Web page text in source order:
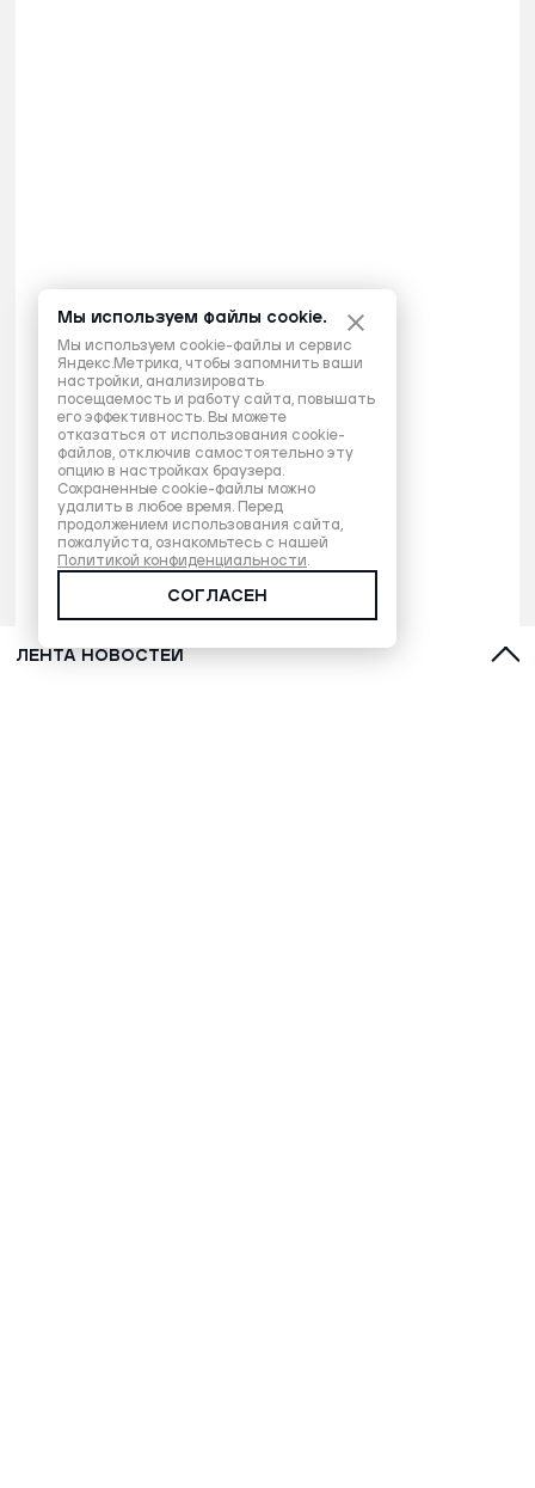
ЛЕНТА НОВОСТЕЙ
Мы используем файлы cookie.
Мы используем cookie-файлы и сервис
Яндекс.Метрика, чтобы запомнить ваши
настройки, анализировать
посещаемость и работу сайта, повышать
его эффективность. Вы можете
отказаться от использования cookie-
файлов, отключив самостоятельно эту
опцию в настройках браузера.
Сохраненные cookie-файлы можно
удалить в любое время. Перед
продолжением использования сайта,
пожалуйста, ознакомьтесь с нашей
Политикой конфиденциальности.
СОГЛАСЕН